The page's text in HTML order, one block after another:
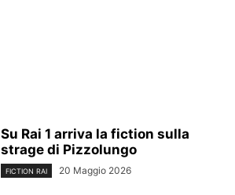
Su Rai 1 arriva la fiction sulla
strage di Pizzolungo
FICTION RAI 20 Maggio 2026